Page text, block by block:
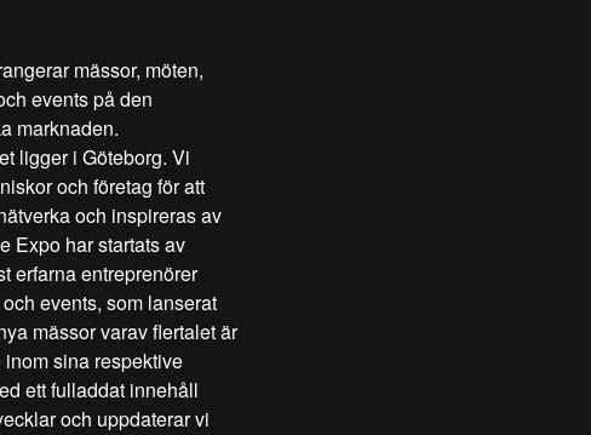
mässor, möten,
events på den
marknaden.
ligger i Göteborg. Vi
och företag för att
och inspireras av
Expo har startats av
erfarna entreprenörer
events, som lanserat
mässor varav flertalet är
sina respektive
ett fulladdat innehåll
och uppdaterar vi